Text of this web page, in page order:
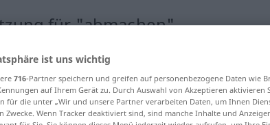
für "abmachen"
ist uns wichtig
716-Partner speichern und greifen auf personenbezogene Daten wie
auf Ihrem Gerät zu. Durch Auswahl von Akzeptieren aktivieren
für die unter „Wir und unsere Partner verarbeiten Daten, um Ihnen
Zwecke. Wenn Tracker deaktiviert sind, sind manche Inhalte und